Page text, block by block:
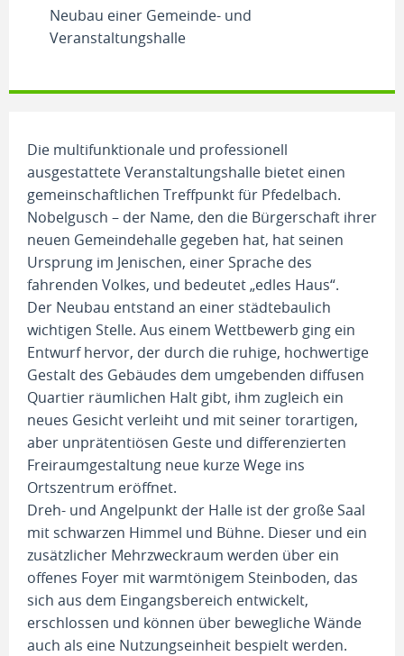
Neubau einer Gemeinde- und
Veranstaltungshalle
Die multifunktionale und professionell
ausgestattete Veranstaltungshalle bietet einen
gemeinschaftlichen Treffpunkt für Pfedelbach.
Nobelgusch – der Name, den die Bürgerschaft ihrer
neuen Gemeindehalle gegeben hat, hat seinen
Ursprung im Jenischen, einer Sprache des
fahrenden Volkes, und bedeutet „edles Haus“.
Der Neubau entstand an einer städtebaulich
wichtigen Stelle. Aus einem Wettbewerb ging ein
Entwurf hervor, der durch die ruhige, hochwertige
Gestalt des Gebäudes dem umgebenden diffusen
Quartier räumlichen Halt gibt, ihm zugleich ein
neues Gesicht verleiht und mit seiner torartigen,
aber unprätentiösen Geste und differenzierten
Freiraumgestaltung neue kurze Wege ins
Ortszentrum eröffnet.
Dreh- und Angelpunkt der Halle ist der große Saal
mit schwarzen Himmel und Bühne. Dieser und ein
zusätzlicher Mehrzweckraum werden über ein
offenes Foyer mit warmtönigem Steinboden, das
sich aus dem Eingangsbereich entwickelt,
erschlossen und können über bewegliche Wände
auch als eine Nutzungseinheit bespielt werden.